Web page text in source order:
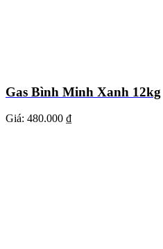
Gas Bình Minh Xanh 12kg
Giá: 480.000 ₫